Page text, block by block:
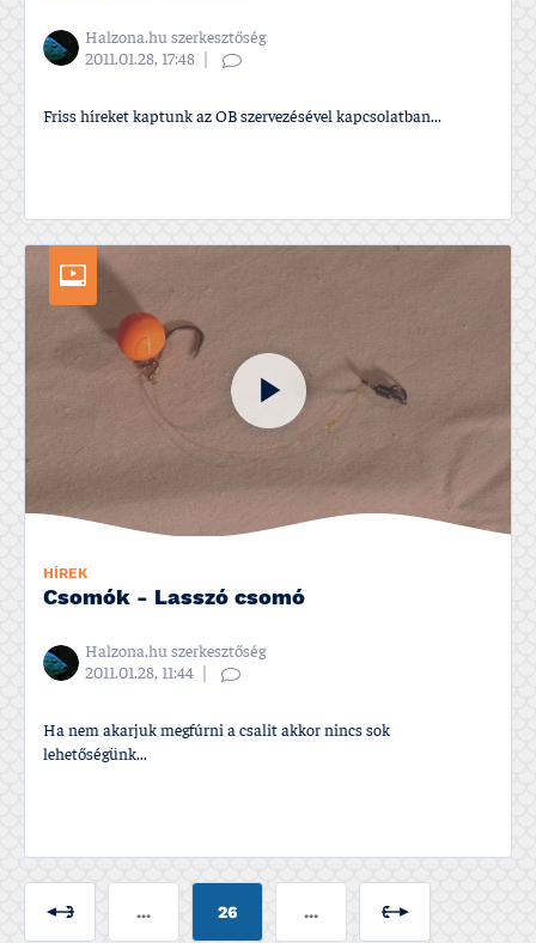
Halzona.hu szerkesztőség
2011.01.28, 17:48
Friss hí­reket kaptunk az OB szervezésével kapcsolatban...
HÍREK
Csomók - Lasszó csomó
Halzona.hu szerkesztőség
2011.01.28, 11:44
Ha nem akarjuk megfúrni a csalit akkor nincs sok
lehetőségünk...
... 26 ...